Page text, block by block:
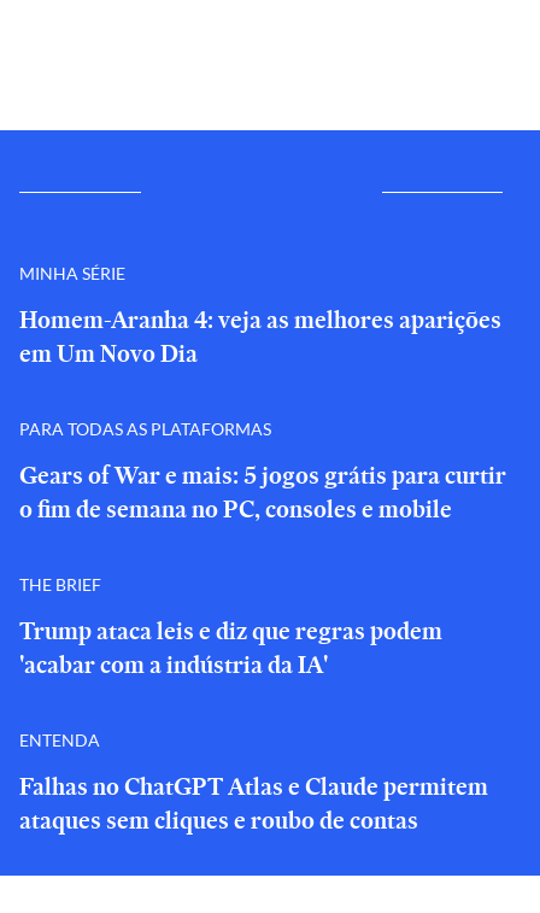
MINHA SÉRIE
Homem-Aranha 4: veja as melhores aparições
em Um Novo Dia
PARA TODAS AS PLATAFORMAS
Gears of War e mais: 5 jogos grátis para curtir
o fim de semana no PC, consoles e mobile
THE BRIEF
Trump ataca leis e diz que regras podem
'acabar com a indústria da IA'
ENTENDA
Falhas no ChatGPT Atlas e Claude permitem
ataques sem cliques e roubo de contas